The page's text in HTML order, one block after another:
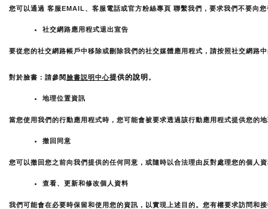
您可以通過 客服EMAIL、客服電話或官方粉絲專頁 聯繫我們，要求我們不要向
社交網路應用程式退出宣告
要從您的社交網路帳戶中移除或刪除我們的社交媒體應用程式，請按照社交網路
對於臉書：請參閱 臉書説明中心提供的說明 。
地理位置資訊
當您使用我們的行動應用程式時，您可能會被要求透過該行動應用程式提供您的
撤回同意
您可以撤回您之前向我們提供的任何同意，或隨時以合法理由反對處理您的個人
查看、更新和修改個人資料
我們可能會在必要時保留和使用您的資訊，以實現上述目的。您有權要求訪問